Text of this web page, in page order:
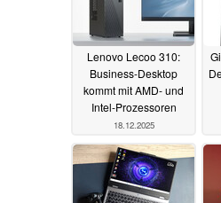
Lenovo Lecoo 310:
Business-Desktop
kommt mit AMD- und
Intel-Prozessoren
18.12.2025